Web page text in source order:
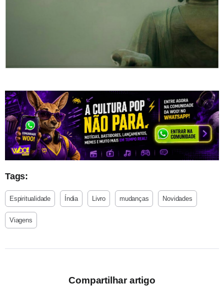
Tags:
Espiritualidade Índia Livro mudanças Novidades
Viagens
Compartilhar artigo